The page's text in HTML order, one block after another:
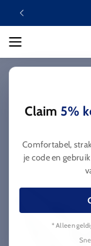
inhoud
Claim 5%
Comfortabel,
je code en
* Alleen
t
i